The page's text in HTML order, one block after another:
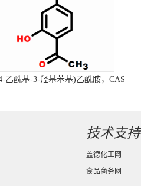
乙酰基-3-羟基苯基)乙酰胺，CAS
技术支持
盖德化工网
食品商务网